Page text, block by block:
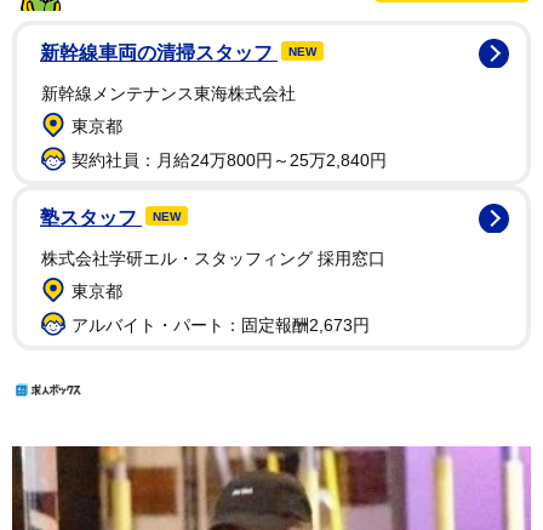
新幹線車両の清掃スタッフ NEW
新幹線メンテナンス東海株式会社
東京都
契約社員：月給24万800円～25万2,840円
塾スタッフ NEW
株式会社学研エル・スタッフィング 採用窓口
東京都
アルバイト・パート：固定報酬2,673円